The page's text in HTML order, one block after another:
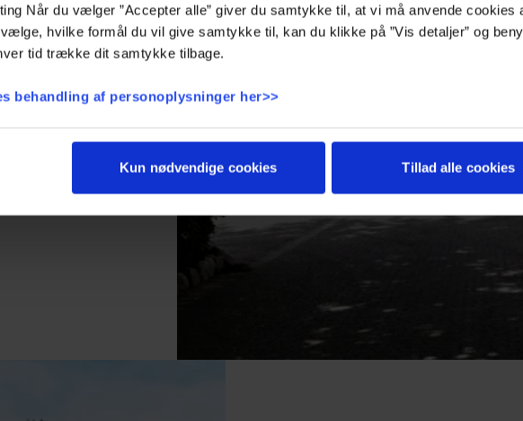
Når du vælger ”Accepter alle” giver du samtykke til, at vi må anvende cookies
hvilke formål du vil give samtykke til, kan du klikke på ”Vis detaljer” og
tid trække dit samtykke tilbage.
behandling af personoplysninger her>>
Kun nødvendige cookies Tillad alle cookies
III har nemlig haft
for den historiske
dér hvor Sinaturs
derfor er det kun
der er bevaret.
fordel prøve at
hotel, i fodsporene
somre på
Lyngby-området.